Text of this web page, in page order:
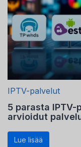
IPTV-palvelut
5 parasta
arvioidut
Lue lisää